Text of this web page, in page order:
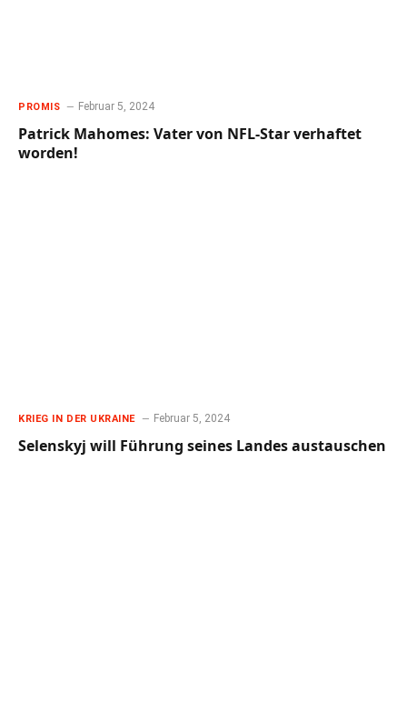
PROMIS Februar 5, 2024
Patrick Mahomes: Vater von NFL-Star verhaftet
worden!
KRIEG IN DER UKRAINE Februar 5, 2024
Selenskyj will Führung seines Landes austauschen